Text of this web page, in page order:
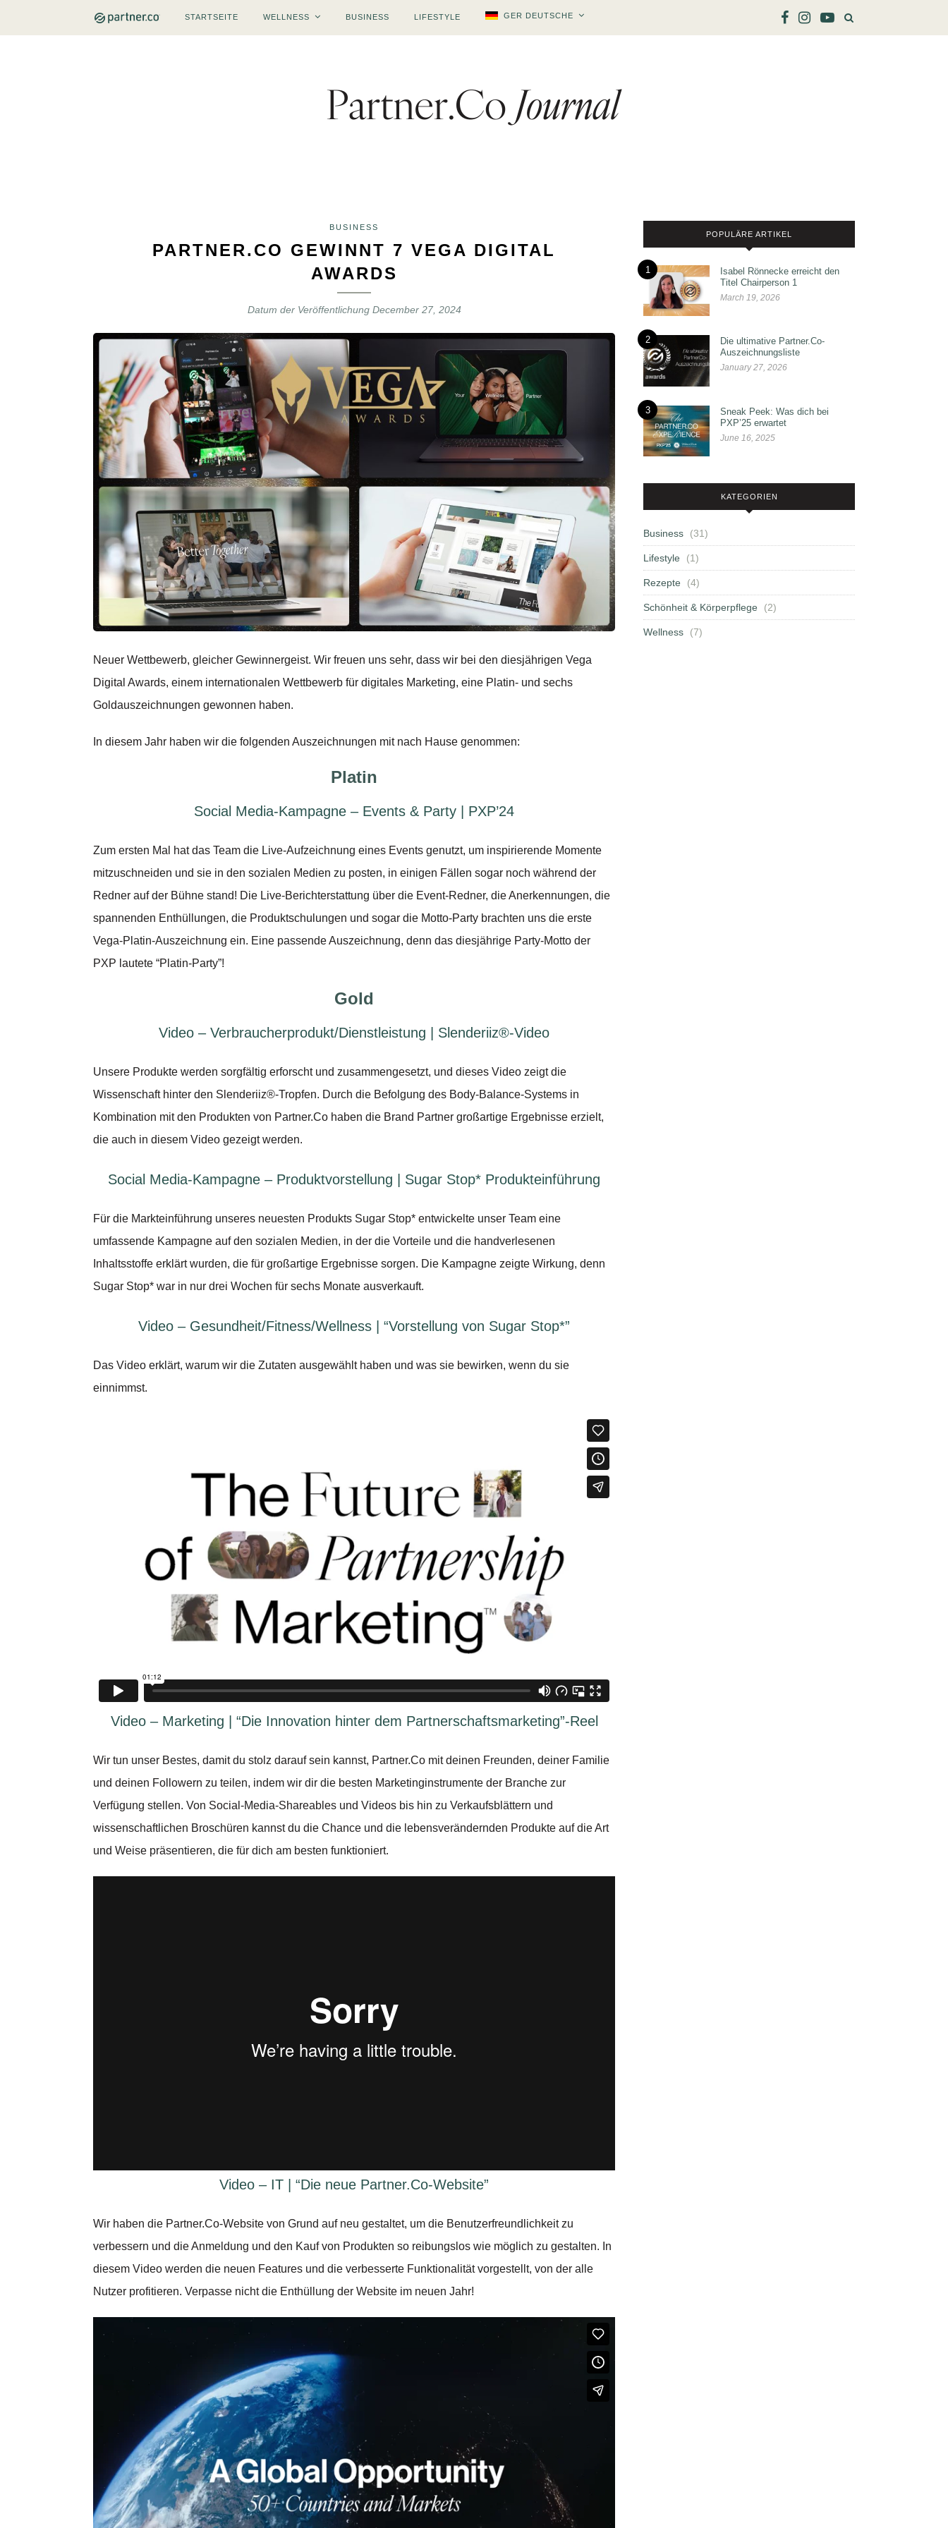
STARTSEITE WELLNESS BUSINESS LIFESTYLE GER DEUTSCHE
BUSINESS
PARTNER.CO GEWINNT 7 VEGA DIGITAL
AWARDS
Datum der Veröffentlichung December 27, 2024
Neuer Wettbewerb, gleicher Gewinnergeist. Wir freuen uns sehr, dass wir bei den diesjährigen Vega
Digital Awards, einem internationalen Wettbewerb für digitales Marketing, eine Platin- und sechs
Goldauszeichnungen gewonnen haben.
In diesem Jahr haben wir die folgenden Auszeichnungen mit nach Hause genommen:
Platin
Social Media-Kampagne – Events & Party | PXP’24
Zum ersten Mal hat das Team die Live-Aufzeichnung eines Events genutzt, um inspirierende Momente
mitzuschneiden und sie in den sozialen Medien zu posten, in einigen Fällen sogar noch während der
Redner auf der Bühne stand! Die Live-Berichterstattung über die Event-Redner, die Anerkennungen, die
spannenden Enthüllungen, die Produktschulungen und sogar die Motto-Party brachten uns die erste
Vega-Platin-Auszeichnung ein. Eine passende Auszeichnung, denn das diesjährige Party-Motto der
PXP lautete “Platin-Party”!
Gold
Video – Verbraucherprodukt/Dienstleistung | Slenderiiz®-Video
Unsere Produkte werden sorgfältig erforscht und zusammengesetzt, und dieses Video zeigt die
Wissenschaft hinter den Slenderiiz®-Tropfen. Durch die Befolgung des Body-Balance-Systems in
Kombination mit den Produkten von Partner.Co haben die Brand Partner großartige Ergebnisse erzielt,
die auch in diesem Video gezeigt werden.
Social Media-Kampagne – Produktvorstellung | Sugar Stop* Produkteinführung
Für die Markteinführung unseres neuesten Produkts Sugar Stop* entwickelte unser Team eine
umfassende Kampagne auf den sozialen Medien, in der die Vorteile und die handverlesenen
Inhaltsstoffe erklärt wurden, die für großartige Ergebnisse sorgen. Die Kampagne zeigte Wirkung, denn
Sugar Stop* war in nur drei Wochen für sechs Monate ausverkauft.
Video – Gesundheit/Fitness/Wellness | “Vorstellung von Sugar Stop*”
Das Video erklärt, warum wir die Zutaten ausgewählt haben und was sie bewirken, wenn du sie
einnimmst.
Video – Marketing | “Die Innovation hinter dem Partnerschaftsmarketing”-Reel
Wir tun unser Bestes, damit du stolz darauf sein kannst, Partner.Co mit deinen Freunden, deiner Familie
und deinen Followern zu teilen, indem wir dir die besten Marketinginstrumente der Branche zur
Verfügung stellen. Von Social-Media-Shareables und Videos bis hin zu Verkaufsblättern und
wissenschaftlichen Broschüren kannst du die Chance und die lebensverändernden Produkte auf die Art
und Weise präsentieren, die für dich am besten funktioniert.
Video – IT | “Die neue Partner.Co-Website”
Wir haben die Partner.Co-Website von Grund auf neu gestaltet, um die Benutzerfreundlichkeit zu
verbessern und die Anmeldung und den Kauf von Produkten so reibungslos wie möglich zu gestalten. In
diesem Video werden die neuen Features und die verbesserte Funktionalität vorgestellt, von der alle
Nutzer profitieren. Verpasse nicht die Enthüllung der Website im neuen Jahr!
POPULÄRE ARTIKEL
1
Isabel Rönnecke erreicht den
Titel Chairperson 1
March 19, 2026
2
Die ultimative Partner.Co-
Auszeichnungsliste
January 27, 2026
3
Sneak Peek: Was dich bei
PXP’25 erwartet
June 16, 2025
KATEGORIEN
Business (31)
Lifestyle (1)
Rezepte (4)
Schönheit & Körperpflege (2)
Wellness (7)